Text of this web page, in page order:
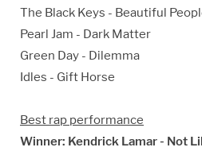
The Black Keys - Beautiful
Pearl Jam - Dark Matter
Green Day - Dilemma
Idles - Gift Horse
Best rap performance
Winner: Kendrick Lamar - Not